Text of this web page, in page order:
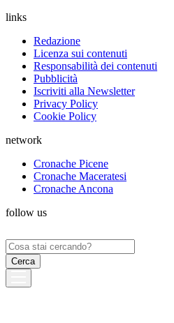
links
Redazione
Licenza sui contenuti
Responsabilità dei contenuti
Pubblicità
Iscriviti alla Newsletter
Privacy Policy
Cookie Policy
network
Cronache Picene
Cronache Maceratesi
Cronache Ancona
follow us
Ricerca
per: